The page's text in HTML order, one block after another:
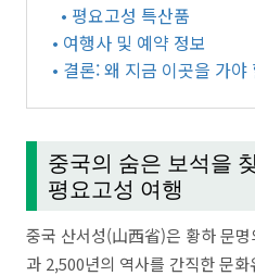
• 평요고성 특산품
• 여행사 및 예약 정보
• 결론: 왜 지금 이곳을 가야
중국의 숨은 보석을
평요고성 여행
중국 산서성(山西省)은 황하 문
과 2,500년의 역사를 간직한 문